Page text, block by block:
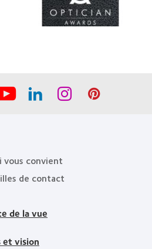
Area
2012
Contact
Lens
vous convient
de contact
de la vue
et vision